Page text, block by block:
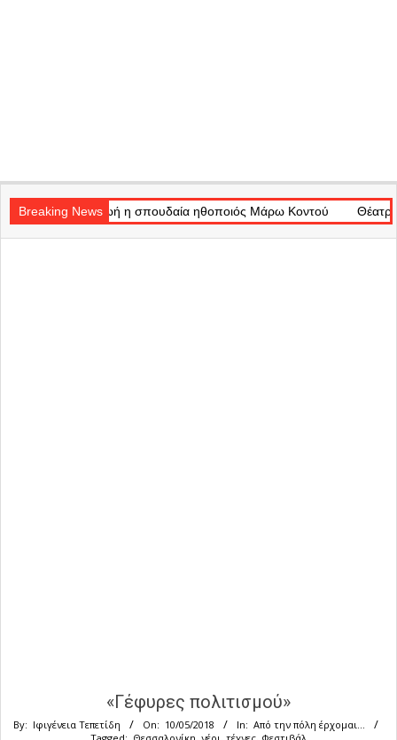
Navigation
Menu
Breaking News
τη ζωή η σπουδαία ηθοποιός Μάρω Κοντού Θέατρο Badminton:
«Γέφυρες πολιτισμού»
By: Ιφιγένεια Τεπετίδη On: 10/05/2018 In: Από την πόλη έρχομαι...